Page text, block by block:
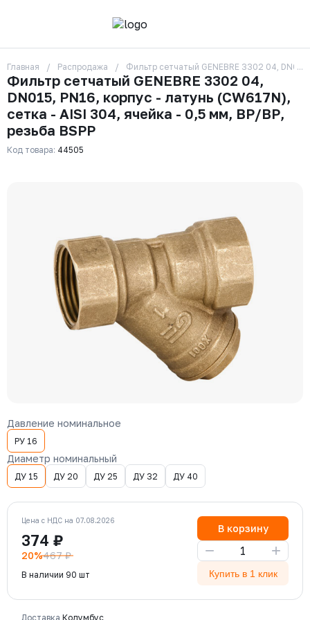
О компании
Контакты
Бренды
Отзывы
Сотрудники
Вакансии
Доставка
+7 (495) 215-24-81
Заказать звонок
zakaz325@ks-rus.com
Email для связи
Одинцово, Внуковская 9, пав. 31
Пункт выдачи заказов
Главная Распродажа Фильтр сетчатый GENEBRE 3302 04,
Фильтр сетчатый GENEBRE 3302 04,
DN015, PN16, корпус - латунь (CW617N),
сетка - AISI 304, ячейка - 0,5 мм, ВР/ВР,
резьба BSPP
Код товара: 44505
Давление номинальное
РУ 16
Диаметр номинальный
ДУ 15 ДУ 20 ДУ 25 ДУ 32 ДУ 40
Цена с НДС на 07.08.2026
374 ₽
20%467 ₽
В наличии 90 шт
В корзину
− +
Купить в 1 клик
Доставка Колумбус